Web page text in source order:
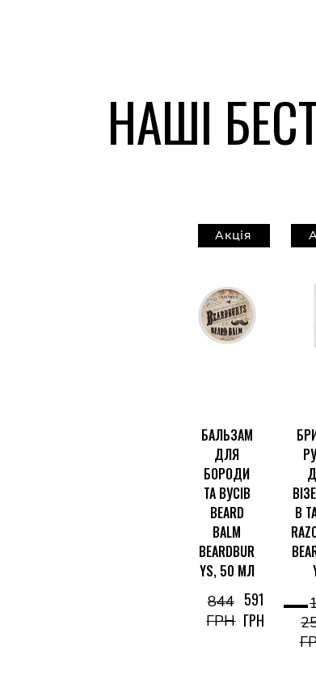
НАШІ
Акція
БАЛЬЗАМ
ДЛЯ
БОРОДИ
ТА ВУСІВ
BEARD
BALM
BEARDBUR
YS, 50 МЛ
844
ГРН
591
ГРН
В